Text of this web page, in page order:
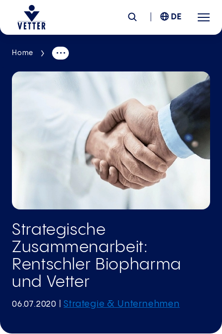
Unternehmen
Verantwortung
Services
Standorte
Karriere
DE
Home
Strategische
Zusammenarbeit:
Rentschler Biopharma
und Vetter
06.07.2020 |Strategie & Unternehmen